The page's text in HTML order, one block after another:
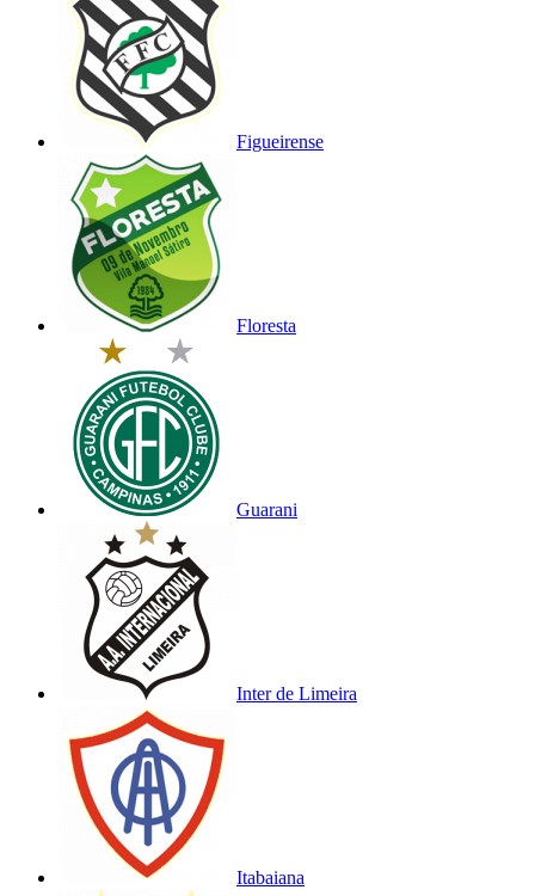
Figueirense
Floresta
Guarani
Inter de Limeira
Itabaiana